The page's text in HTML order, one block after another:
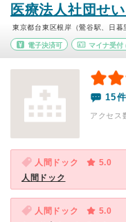
医療法人社団せ
東京都台東区根岸（鶯谷駅、日暮
電子決済可 マイナ受付
15件
アクセ
人間ドック
5.0
人間ドック
人間ドック
5.0